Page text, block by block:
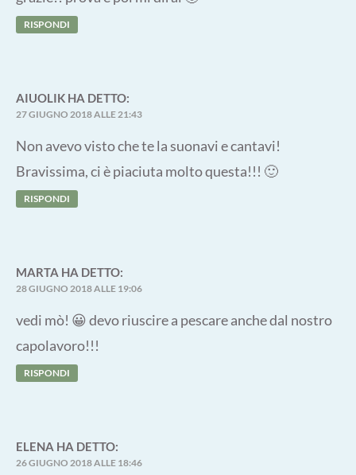
RISPONDI
AIUOLIK HA DETTO:
27 GIUGNO 2018 ALLE 21:43
Non avevo visto che te la suonavi e cantavi!
Bravissima, ci è piaciuta molto questa!!! 🙂
RISPONDI
MARTA HA DETTO:
28 GIUGNO 2018 ALLE 19:06
vedi mò! 😀 devo riuscire a pescare anche dal nostro
capolavoro!!!
RISPONDI
ELENA HA DETTO:
26 GIUGNO 2018 ALLE 18:46